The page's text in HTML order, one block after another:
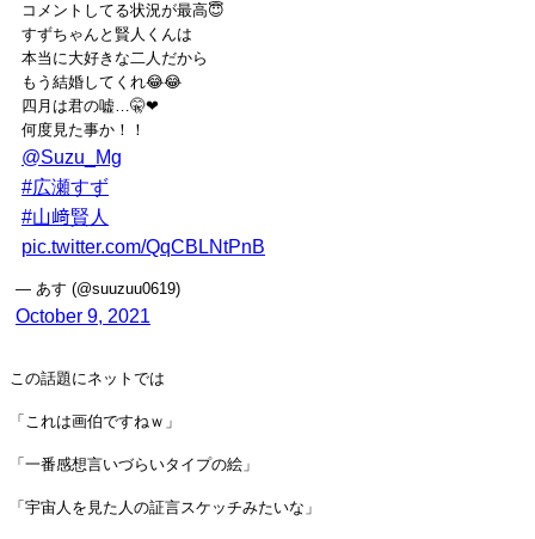
コメントしてる状況が最高😇
すずちゃんと賢人くんは
本当に大好きな二人だから
もう結婚してくれ😂😂
四月は君の嘘…🤫❤
何度見た事か！！
@Suzu_Mg
#広瀬すず
#山﨑賢人
pic.twitter.com/QqCBLNtPnB
— ‎あす (@suuzuu0619)
October 9, 2021
この話題にネットでは
「これは画伯ですねｗ」
「一番感想言いづらいタイプの絵」
「宇宙人を見た人の証言スケッチみたいな」